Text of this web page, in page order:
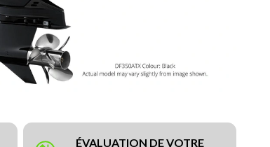
ÉVALUATION DE VOTRE